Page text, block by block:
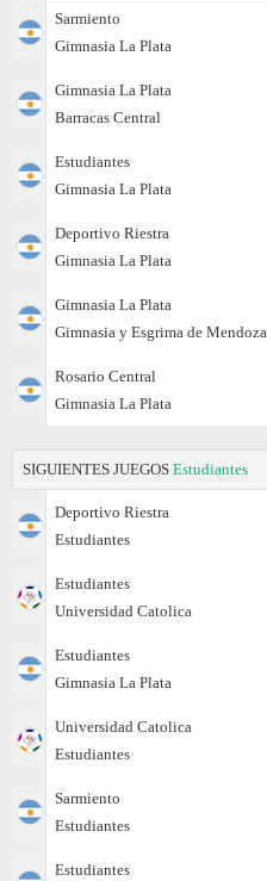
Sarmiento
Gimnasia La Plata
Gimnasia La Plata
Barracas Central
Estudiantes
Gimnasia La Plata
Deportivo Riestra
Gimnasia La Plata
Gimnasia La Plata
Gimnasia y Esgrima de Mendoza
Rosario Central
Gimnasia La Plata
SIGUIENTES JUEGOS Estudiantes
Deportivo Riestra
Estudiantes
Estudiantes
Universidad Catolica
Estudiantes
Gimnasia La Plata
Universidad Catolica
Estudiantes
Sarmiento
Estudiantes
Estudiantes